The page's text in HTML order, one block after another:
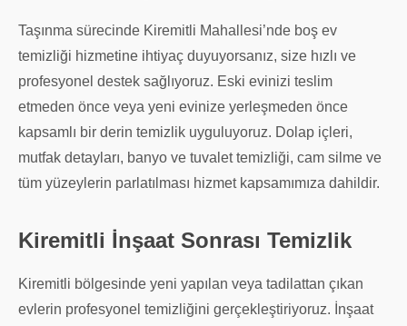
Taşınma sürecinde Kiremitli Mahallesi’nde boş ev
temizliği hizmetine ihtiyaç duyuyorsanız, size hızlı ve
profesyonel destek sağlıyoruz. Eski evinizi teslim
etmeden önce veya yeni evinize yerleşmeden önce
kapsamlı bir derin temizlik uyguluyoruz. Dolap içleri,
mutfak detayları, banyo ve tuvalet temizliği, cam silme ve
tüm yüzeylerin parlatılması hizmet kapsamımıza dahildir.
Kiremitli İnşaat Sonrası Temizlik
Kiremitli bölgesinde yeni yapılan veya tadilattan çıkan
evlerin profesyonel temizliğini gerçekleştiriyoruz. İnşaat